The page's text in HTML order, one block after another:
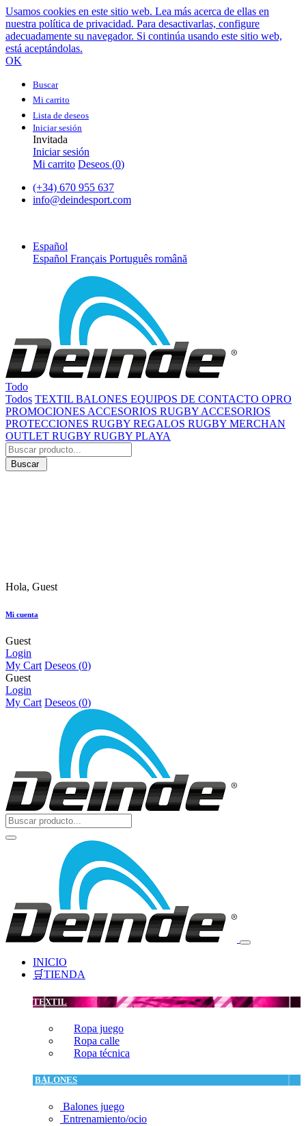
Usamos cookies en este sitio web. Lea más acerca de ellas en
nuestra política de privacidad. Para desactivarlas, configure
adecuadamente su navegador. Si continúa usando este sitio web,
está aceptándolas.
OK
Buscar
Mi carrito
Lista de deseos
Iniciar sesión
Invitada
Iniciar sesión
Mi carrito Deseos (0)
(+34) 670 955 637
info@deindesport.com
Español
Español Français Português română
Todo
Todos TEXTIL BALONES EQUIPOS DE CONTACTO OPRO
PROMOCIONES ACCESORIOS RUGBY ACCESORIOS
PROTECCIONES RUGBY REGALOS RUGBY MERCHAN
OUTLET RUGBY RUGBY PLAYA
Buscar
Hola, Guest
Mi cuenta
Guest
Login
My Cart Deseos (0)
Guest
Login
My Cart Deseos (0)
INICIO
🛒TIENDA
TEXTIL
Ropa juego
Ropa calle
Ropa técnica
BALONES
Balones juego
Entrenamiento/ocio